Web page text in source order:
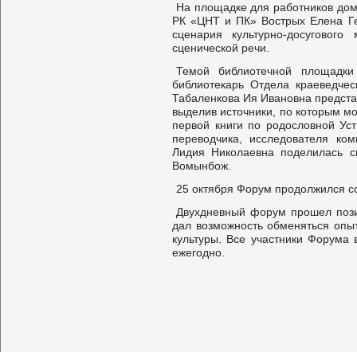
На площадке для работников
РК «ЦНТ и ПК» Вострых Елена
сценария культурно-
сценической речи.
Темой библиотечной
библиотекарь Отдела
Табаленкова Ия Ивановна
выделив источники, по которым
первой книги по родословной
переводчика, исследователя
Лидия Николаевна
Вомынбож.
25 октября Форум продолжился
Двухдневный форум прошел
дал возможность обменяться
культуры. Все участники
ежегодно.